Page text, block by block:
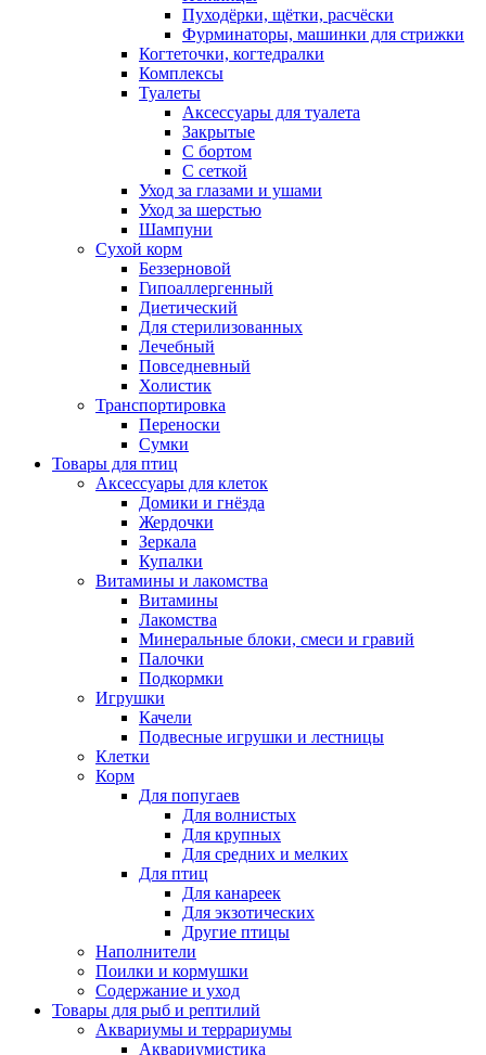
Пуходёрки, щётки, расчёски
Фурминаторы, машинки для стрижки
Когтеточки, когтедралки
Комплексы
Туалеты
Аксессуары для туалета
Закрытые
С бортом
С сеткой
Уход за глазами и ушами
Уход за шерстью
Шампуни
Сухой корм
Беззерновой
Гипоаллергенный
Диетический
Для стерилизованных
Лечебный
Повседневный
Холистик
Транспортировка
Переноски
Сумки
Товары для птиц
Аксессуары для клеток
Домики и гнёзда
Жердочки
Зеркала
Купалки
Витамины и лакомства
Витамины
Лакомства
Минеральные блоки, смеси и гравий
Палочки
Подкормки
Игрушки
Качели
Подвесные игрушки и лестницы
Клетки
Корм
Для попугаев
Для волнистых
Для крупных
Для средних и мелких
Для птиц
Для канареек
Для экзотических
Другие птицы
Наполнители
Поилки и кормушки
Содержание и уход
Товары для рыб и рептилий
Аквариумы и террариумы
Аквариумистика